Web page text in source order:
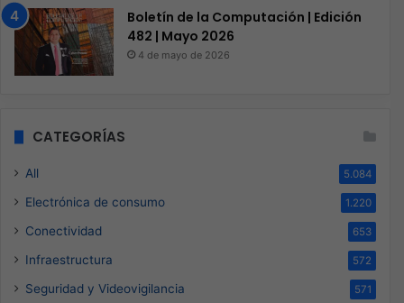
Boletín de la Computación | Edición
482 | Mayo 2026
4 de mayo de 2026
CATEGORÍAS
All 5.084
Electrónica de consumo 1.220
Conectividad 653
Infraestructura 572
Seguridad y Videovigilancia 571